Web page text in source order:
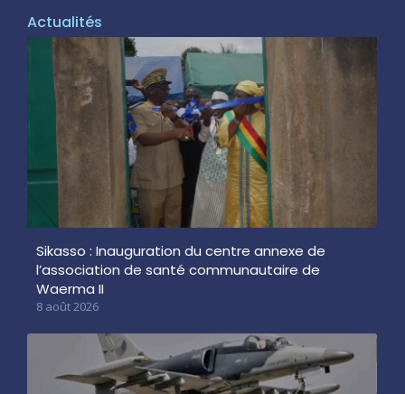
Actualités
Sikasso : Inauguration du centre annexe de
l’association de santé communautaire de
Waerma II
8 août 2026